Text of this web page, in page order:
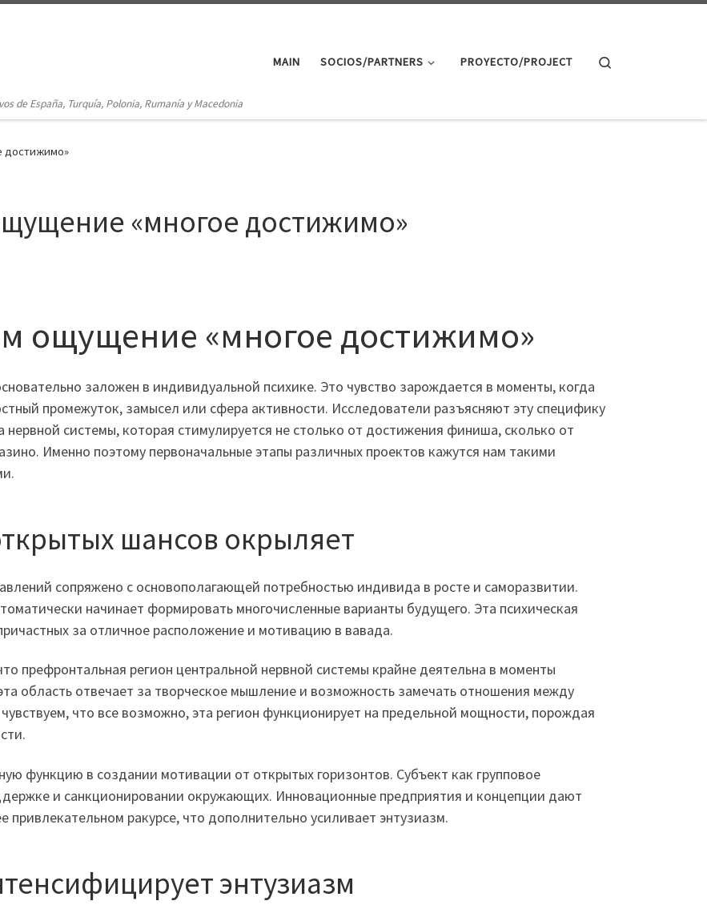
de España, Turquía, Polonia, Rumanía y Macedonia
MAIN SOCIOS/PARTNERS PROYECTO/PROJECT
достижимо»
«многое достижимо»
ощущение «многое достижимо»
заложен в индивидуальной психике. Это чувство зарождается в моменты, когда
промежуток, замысел или сфера активности. Исследователи разъясняют эту специфику
системы, которая стимулируется не столько от достижения финиша, сколько от
Именно поэтому первоначальные этапы различных проектов кажутся нам такими
шансов окрыляет
сопряжено с основополагающей потребностью индивида в росте и саморазвитии.
начинает формировать многочисленные варианты будущего. Эта психическая
за отличное расположение и мотивацию в вавада.
префронтальная регион центральной нервной системы крайне деятельна в моменты
область отвечает за творческое мышление и возможность замечать отношения между
что все возможно, эта регион функционирует на предельной мощности, порождая
функцию в создании мотивации от открытых горизонтов. Субъект как групповое
и санкционировании окружающих. Инновационные предприятия и концепции дают
привлекательном ракурсе, что дополнительно усиливает энтузиазм.
энтузиазм